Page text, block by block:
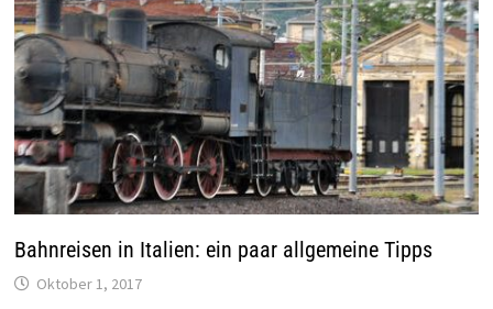
Bahnreisen in Italien: ein paar allgemeine Tipps
Oktober 1, 2017